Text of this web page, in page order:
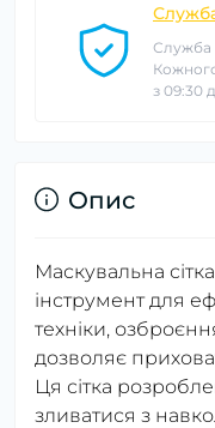
Служба
з 09:30
Опис
Маскувальна
інструмент для
техніки,
дозволяє
Ця сітка
зливатися з